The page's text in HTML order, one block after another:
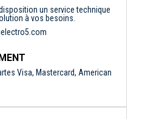
un service technique
à vos besoins.
Visa, Mastercard, American